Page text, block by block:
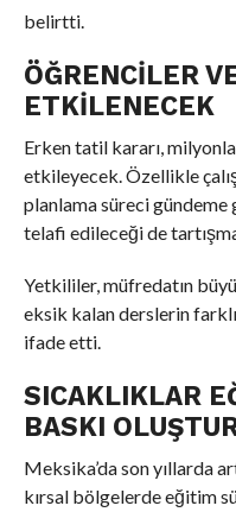
belirtti.
ÖĞRENCILER
ETKILENECEK
Erken tatil kararı,
etkileyecek. Özellikle
planlama süreci gündeme
telafi edileceği de
Yetkililer, müfredatın
eksik kalan derslerin
ifade etti.
SICAKLIKLAR
BASKI
Meksika’da son yıllarda
kırsal bölgelerde eğitim